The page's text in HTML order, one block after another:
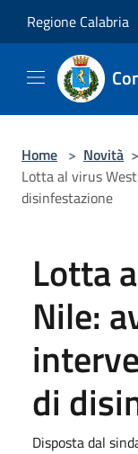
Regione Calabria
Home > Novità >
Lotta al virus
disinfestazione
Lotta
Nile:
di
Disposta dal